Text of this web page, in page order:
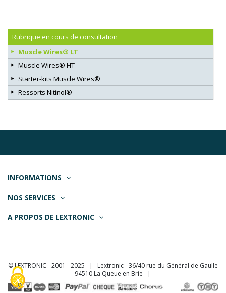
Rubrique en cours de consultation
Muscle Wires® LT
Muscle Wires® HT
Starter-kits Muscle Wires®
Ressorts Nitinol®
INFORMATIONS
NOS SERVICES
A PROPOS DE LEXTRONIC
© LEXTRONIC - 2001 - 2025 | Lextronic - 36/40 rue du Général de Gaulle
- 94510 La Queue en Brie |